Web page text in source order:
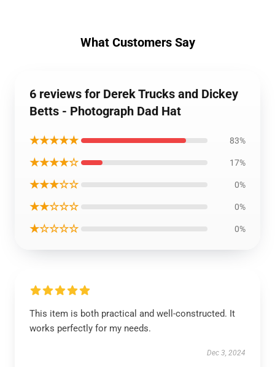
What Customers Say
6 reviews for Derek Trucks and Dickey
Betts - Photograph Dad Hat
★★★★★ 83%
★★★★☆ 17%
★★★☆☆ 0%
★★☆☆☆ 0%
★☆☆☆☆ 0%
This item is both practical and well-constructed. It
works perfectly for my needs.
Dec 3, 2024